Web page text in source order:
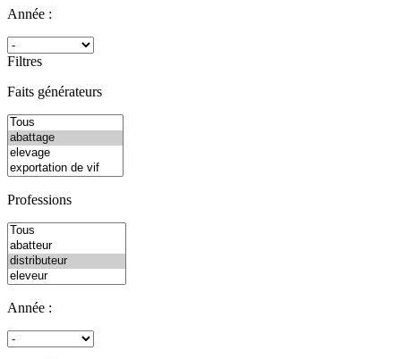
Année :
Filtres
Faits générateurs
Professions
Année :